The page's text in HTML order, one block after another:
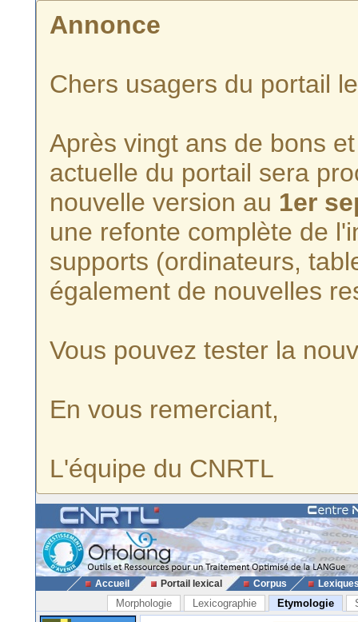
Annonce
Chers usagers du portail
Après vingt ans de bons
actuelle du portail sera
nouvelle version au 1er
une refonte complète de
supports (ordinateurs,
également de nouvelles
Vous pouvez tester la
En vous remerciant,
L'équipe du CNRTL
Accueil Portail lexical Corpus
Morphologie Lexicographie Etymologie